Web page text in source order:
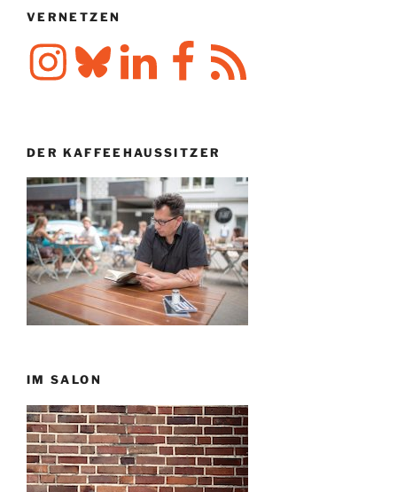
VERNETZEN
InstagramBlueskyLinkedIn FacebookRSS-
Feed
DER KAFFEEHAUSSITZER
IM SALON